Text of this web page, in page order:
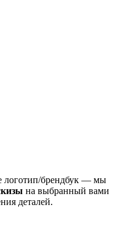
логотип/брендбук — мы
на выбранный вами
деталей.